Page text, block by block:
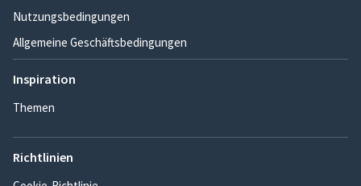
Nutzungsbedingungen
Allgemeine Geschäftsbedingungen
Inspiration
Themen
Richtlinien